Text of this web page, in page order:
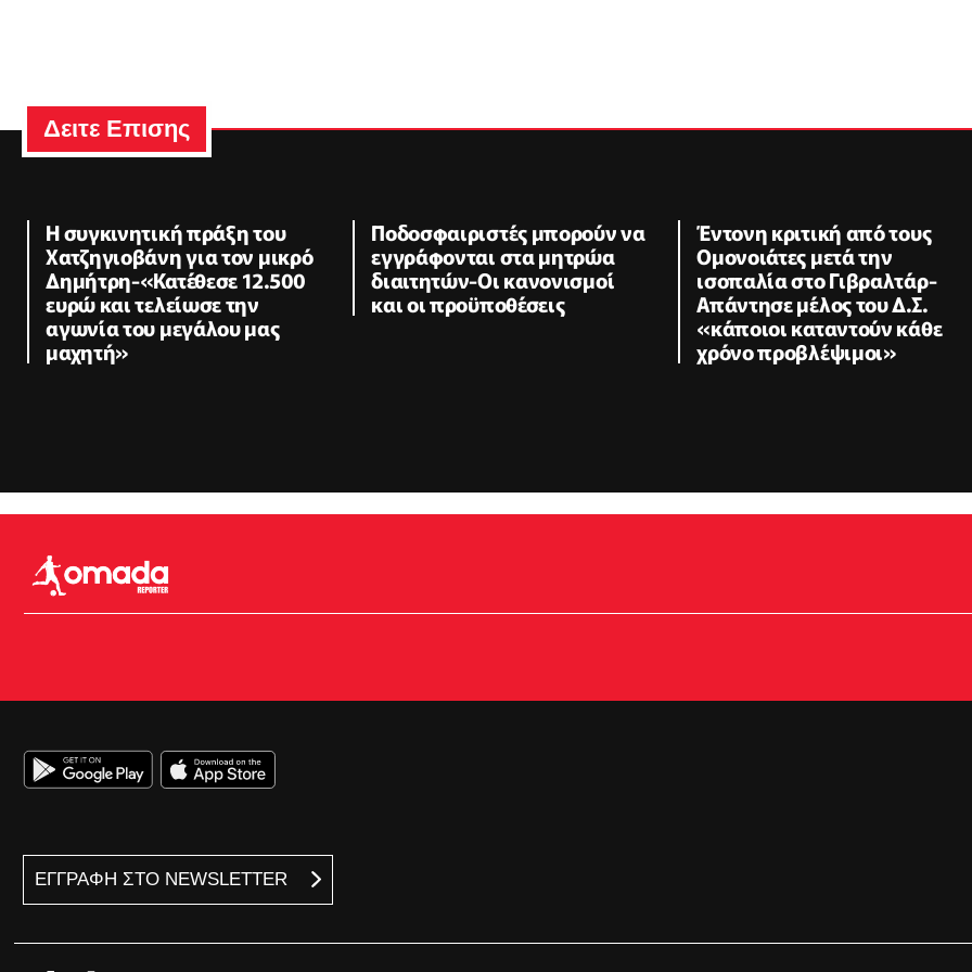
Δειτε Επισης
Η συγκινητική πράξη του
Χατζηγιοβάνη για τον μικρό
Δημήτρη-«Κατέθεσε 12.500
ευρώ και τελείωσε την
αγωνία του μεγάλου μας
μαχητή»
Ποδοσφαιριστές μπορούν να
εγγράφονται στα μητρώα
διαιτητών-Οι κανονισμοί
και οι προϋποθέσεις
Έντονη κριτική από τους
Ομονοιάτες μετά την
ισοπαλία στο Γιβραλτάρ-
Απάντησε μέλος του Δ.Σ.
«κάποιοι καταντούν κάθε
χρόνο προβλέψιμοι»
ΕΓΓΡΑΦΗ ΣΤΟ NEWSLETTER